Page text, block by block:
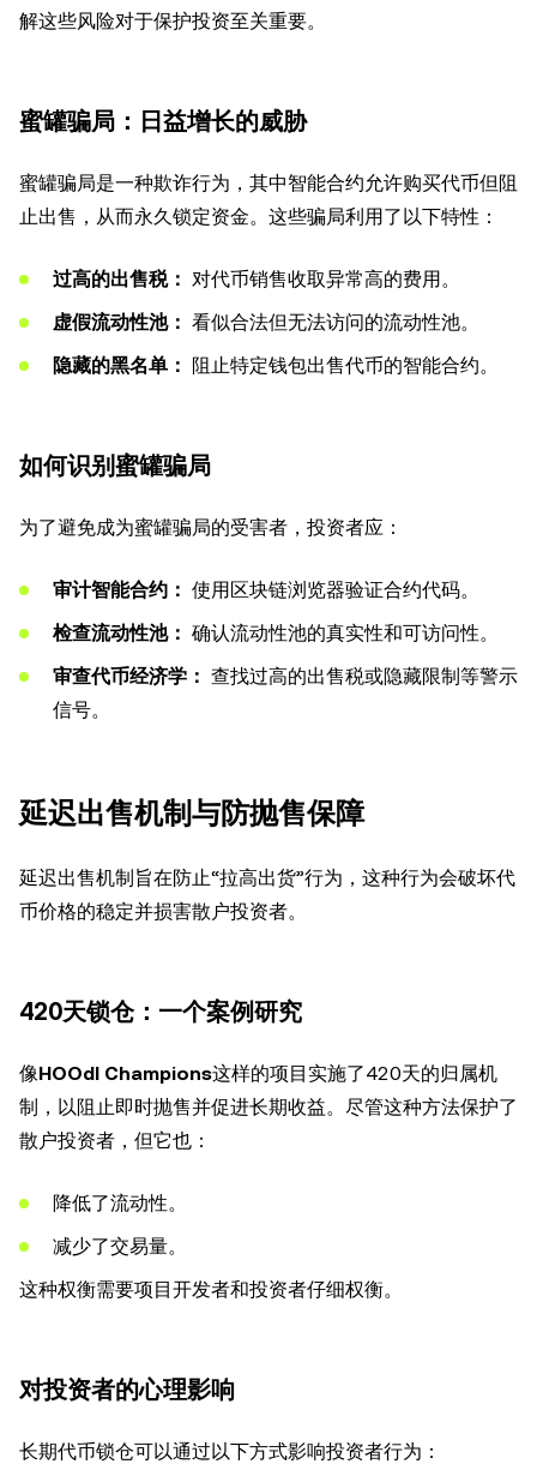
解这些风险对于保护投资至关重要。
蜜罐骗局：日益增长的威胁
蜜罐骗局是一种欺诈行为，其中智能合约允许购买代币但阻
止出售，从而永久锁定资金。这些骗局利用了以下特性：
过高的出售税： 对代币销售收取异常高的费用。
虚假流动性池： 看似合法但无法访问的流动性池。
隐藏的黑名单： 阻止特定钱包出售代币的智能合约。
如何识别蜜罐骗局
为了避免成为蜜罐骗局的受害者，投资者应：
审计智能合约： 使用区块链浏览器验证合约代码。
检查流动性池： 确认流动性池的真实性和可访问性。
审查代币经济学： 查找过高的出售税或隐藏限制等警示
信号。
延迟出售机制与防抛售保障
延迟出售机制旨在防止“拉高出货”行为，这种行为会破坏代
币价格的稳定并损害散户投资者。
420天锁仓：一个案例研究
像HOOdl Champions这样的项目实施了420天的归属机
制，以阻止即时抛售并促进长期收益。尽管这种方法保护了
散户投资者，但它也：
降低了流动性。
减少了交易量。
这种权衡需要项目开发者和投资者仔细权衡。
对投资者的心理影响
长期代币锁仓可以通过以下方式影响投资者行为：